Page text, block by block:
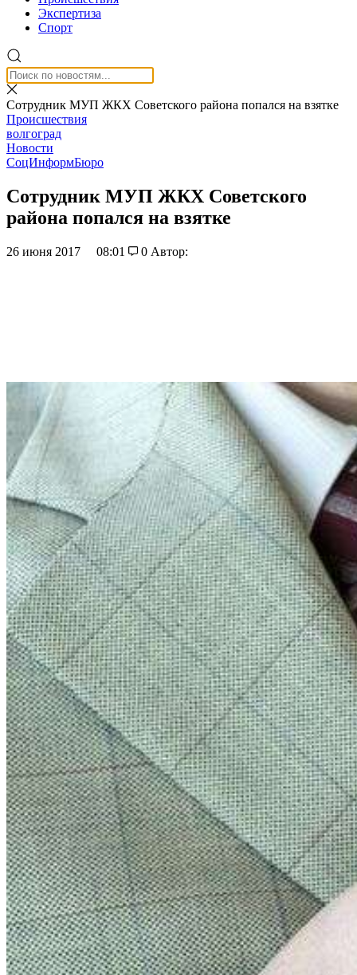
Экспертиза
Спорт
Сотрудник МУП ЖКХ Советского района попался на взятке
Происшествия
волгоград
Новости
СоцИнформБюро
Сотрудник МУП ЖКХ Советского
района попался на взятке
26 июня 2017 08:01 0 Автор: